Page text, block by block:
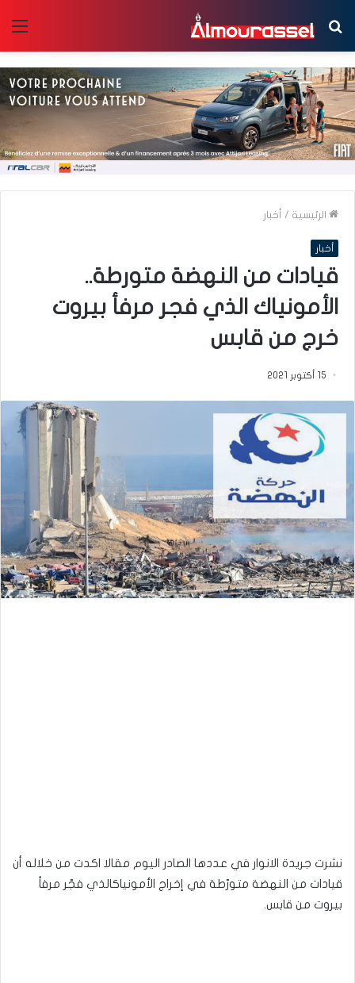
بحث
عن
الرئيسية / أخبار
أخبار
قيادات من النهضة متورطة..
الأمونياك الذي فجر مرفأ بيروت
خرج من قابس
15 أكتوبر 2021
نشرت جريدة الانوار في عددها الصادر اليوم مقالا اكدت من خلاله أن
قيادات من النهضة متورّطة في إخراج الأمونياكالذي فجّر مرفأ
بيروت من قابس.